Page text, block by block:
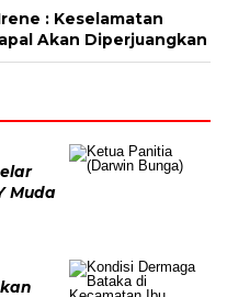
: Keselamatan
Akan Diperjuangkan
Muda